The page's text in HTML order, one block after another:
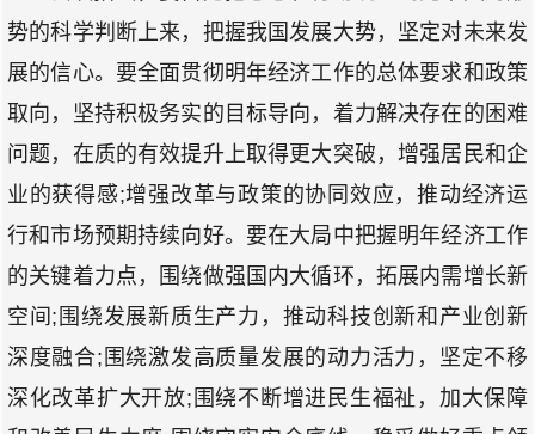
势的科学判断上来，把握我国发展大势，坚定对未来发
展的信心。要全面贯彻明年经济工作的总体要求和政策
取向，坚持积极务实的目标导向，着力解决存在的困难
问题，在质的有效提升上取得更大突破，增强居民和企
业的获得感;增强改革与政策的协同效应，推动经济运
行和市场预期持续向好。要在大局中把握明年经济工作
的关键着力点，围绕做强国内大循环，拓展内需增长新
空间;围绕发展新质生产力，推动科技创新和产业创新
深度融合;围绕激发高质量发展的动力活力，坚定不移
深化改革扩大开放;围绕不断增进民生福祉，加大保障